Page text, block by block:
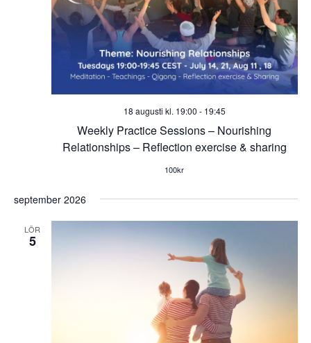
18 augusti kl. 19:00 - 19:45
Weekly Practice Sessions – Nourishing
Relationships – Reflection exercise & sharing
100kr
september 2026
LÖR
5